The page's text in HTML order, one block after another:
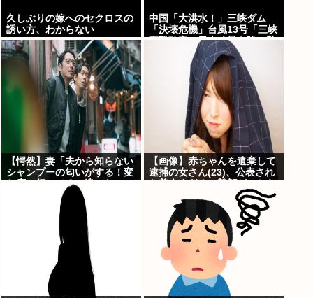
久しぶりの嫁へのセクロスの
誘い方、わからない
中国「大洪水！」三峡ダム
「決壊危機」台風13号「三峡
直撃確定」日本「最も強い勢
力で接近！（伊勢湾台風級」
台風13号と15号「中国本土で
ぶつかり合う（前代未聞」→
【愕然】妻「夫から知らない
シャンプーの匂いがする！変
な店に行ってるに違いな
い！！！」探偵「調べたとこ
ろ･･･」⇒結果ｗｗ
【画像】赤ちゃんを遺棄して
逮捕の女さん(23)、公表され